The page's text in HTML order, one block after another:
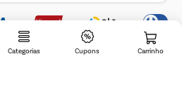
Categorias Cupons